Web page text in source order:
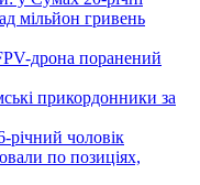
мільйон гривень
дрона поранений
прикордонники за
річний чоловік
по позиціях,